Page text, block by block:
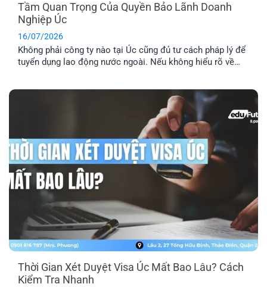
Tầm Quan Trọng Của Quyền Bảo Lãnh Doanh
Nghiệp Úc
16/07/2026
Không phải công ty nào tại Úc cũng đủ tư cách pháp lý để
tuyển dụng lao động nước ngoài. Nếu không hiểu rõ về
Thời Gian Xét Duyệt Visa Úc Mất Bao Lâu? Cách
Kiểm Tra Nhanh